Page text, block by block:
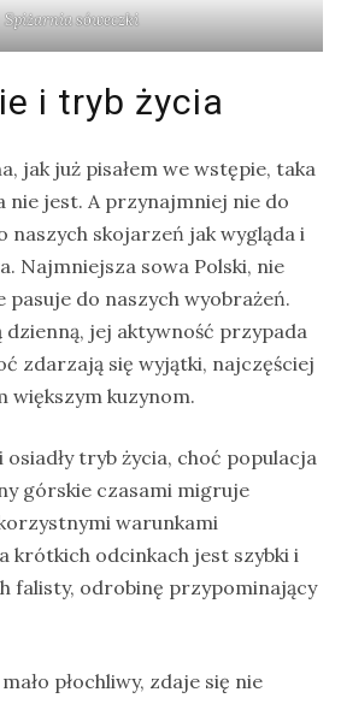
Spiżarnia sóweczki
i tryb życia
jak już pisałem we wstępie, taka
nie jest. A przynajmniej nie do
naszych skojarzeń jak wygląda i
Najmniejsza sowa Polski, nie
do naszych wyobrażeń.
dzienną, jej aktywność przypada
zdarzają się wyjątki, najczęściej
większym kuzynom.
tryb życia, choć populacja
górskie czasami migruje
warunkami
krótkich odcinkach jest szybki i
falisty, odrobinę przypominający
płochliwy, zdaje się nie